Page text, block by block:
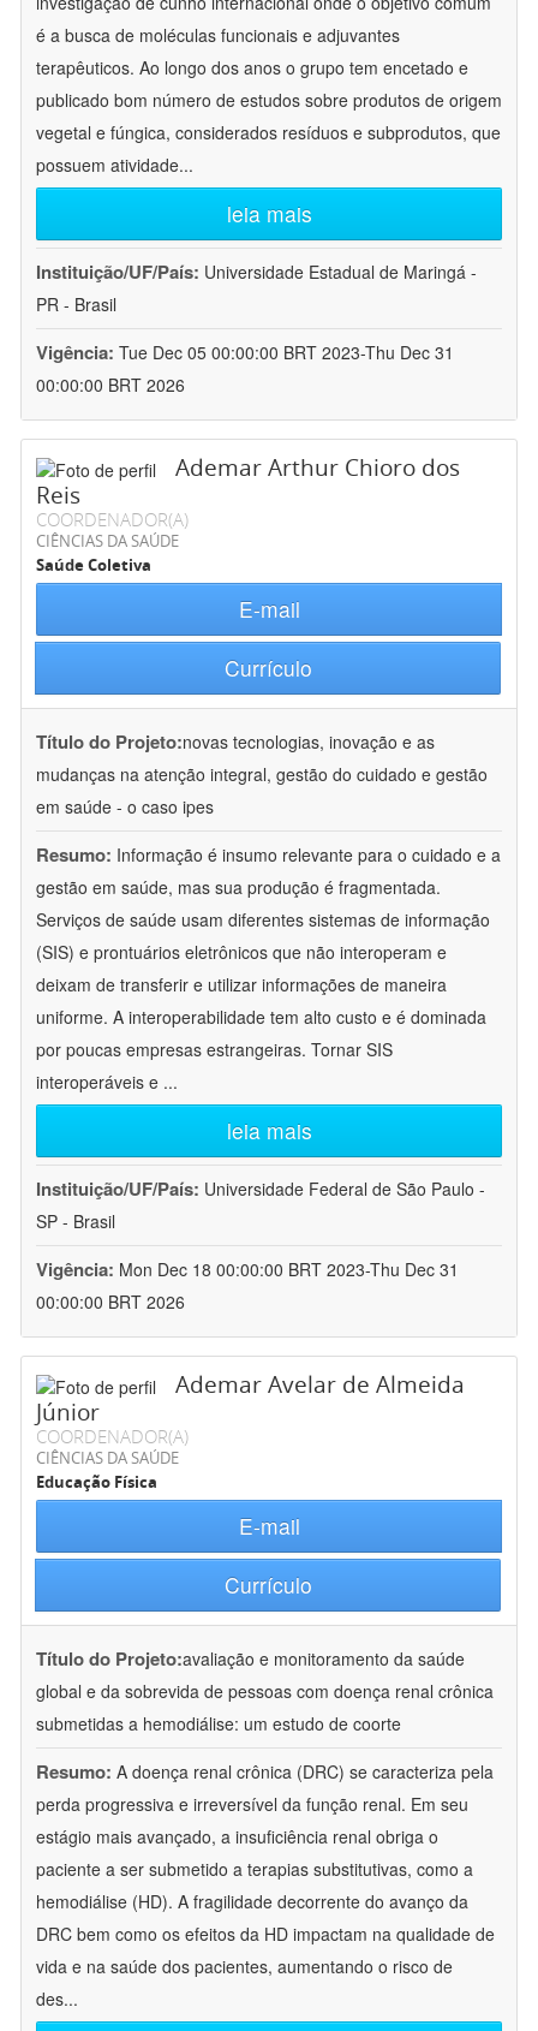
é a busca de moléculas funcionais e adjuvantes
terapêuticos. Ao longo dos anos o grupo tem encetado e
publicado bom número de estudos sobre produtos de origem
vegetal e fúngica, considerados resíduos e subprodutos, que
possuem atividade...
leia mais
Instituição/UF/País: Universidade Estadual de Maringá -
PR - Brasil
Vigência: Tue Dec 05 00:00:00 BRT 2023-Thu Dec 31
00:00:00 BRT 2026
Ademar Arthur Chioro dos
Reis
COORDENADOR(A)
CIÊNCIAS DA SAÚDE
Saúde Coletiva
E-mail
Currículo
Título do Projeto:novas tecnologias, inovação e as
mudanças na atenção integral, gestão do cuidado e gestão
em saúde - o caso ipes
Resumo: Informação é insumo relevante para o cuidado e a
gestão em saúde, mas sua produção é fragmentada.
Serviços de saúde usam diferentes sistemas de informação
(SIS) e prontuários eletrônicos que não interoperam e
deixam de transferir e utilizar informações de maneira
uniforme. A interoperabilidade tem alto custo e é dominada
por poucas empresas estrangeiras. Tornar SIS
interoperáveis e ...
leia mais
Instituição/UF/País: Universidade Federal de São Paulo -
SP - Brasil
Vigência: Mon Dec 18 00:00:00 BRT 2023-Thu Dec 31
00:00:00 BRT 2026
Ademar Avelar de Almeida
Júnior
COORDENADOR(A)
CIÊNCIAS DA SAÚDE
Educação Física
E-mail
Currículo
Título do Projeto:avaliação e monitoramento da saúde
global e da sobrevida de pessoas com doença renal crônica
submetidas a hemodiálise: um estudo de coorte
Resumo: A doença renal crônica (DRC) se caracteriza pela
perda progressiva e irreversível da função renal. Em seu
estágio mais avançado, a insuficiência renal obriga o
paciente a ser submetido a terapias substitutivas, como a
hemodiálise (HD). A fragilidade decorrente do avanço da
DRC bem como os efeitos da HD impactam na qualidade de
vida e na saúde dos pacientes, aumentando o risco de
des...